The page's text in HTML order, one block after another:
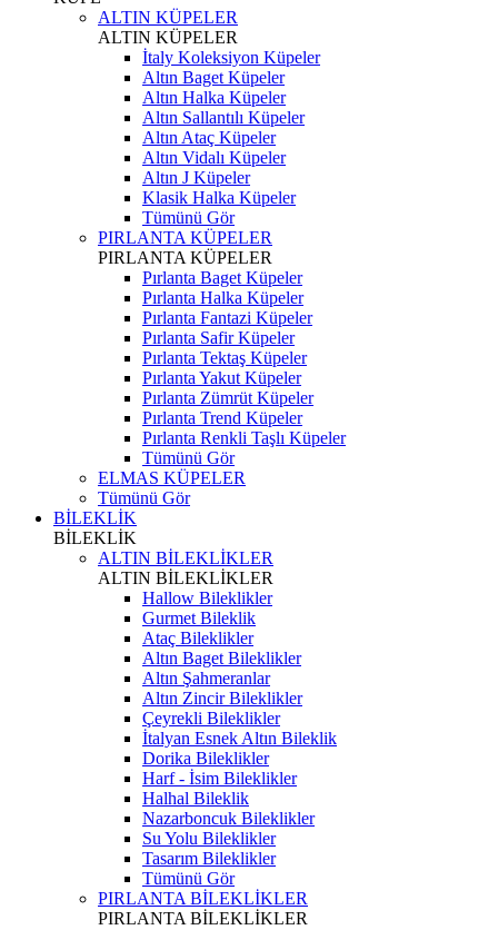
ALTIN KÜPELER
ALTIN KÜPELER
İtaly Koleksiyon Küpeler
Altın Baget Küpeler
Altın Halka Küpeler
Altın Sallantılı Küpeler
Altın Ataç Küpeler
Altın Vidalı Küpeler
Altın J Küpeler
Klasik Halka Küpeler
Tümünü Gör
PIRLANTA KÜPELER
PIRLANTA KÜPELER
Pırlanta Baget Küpeler
Pırlanta Halka Küpeler
Pırlanta Fantazi Küpeler
Pırlanta Safir Küpeler
Pırlanta Tektaş Küpeler
Pırlanta Yakut Küpeler
Pırlanta Zümrüt Küpeler
Pırlanta Trend Küpeler
Pırlanta Renkli Taşlı Küpeler
Tümünü Gör
ELMAS KÜPELER
Tümünü Gör
BİLEKLİK
BİLEKLİK
ALTIN BİLEKLİKLER
ALTIN BİLEKLİKLER
Hallow Bileklikler
Gurmet Bileklik
Ataç Bileklikler
Altın Baget Bileklikler
Altın Şahmeranlar
Altın Zincir Bileklikler
Çeyrekli Bileklikler
İtalyan Esnek Altın Bileklik
Dorika Bileklikler
Harf - İsim Bileklikler
Halhal Bileklik
Nazarboncuk Bileklikler
Su Yolu Bileklikler
Tasarım Bileklikler
Tümünü Gör
PIRLANTA BİLEKLİKLER
PIRLANTA BİLEKLİKLER